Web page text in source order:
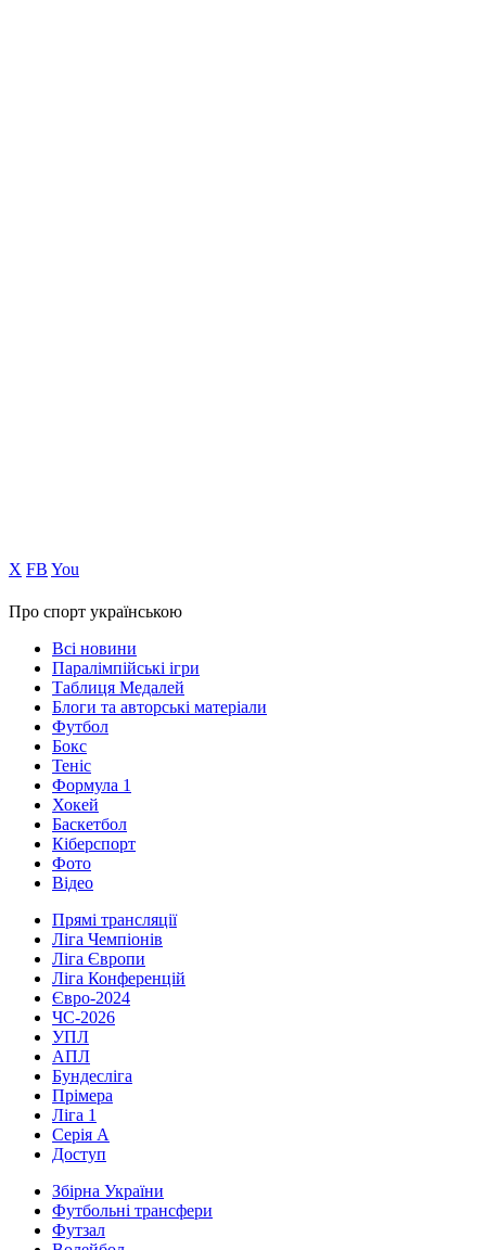
Х FB You
Про спорт українською
Всі новини
Паралімпійські ігри
Таблиця Медалей
Блоги та авторські матеріали
Футбол
Бокс
Теніс
Формула 1
Хокей
Баскетбол
Кіберспорт
Фото
Відео
Прямі трансляції
Ліга Чемпіонів
Ліга Європи
Ліга Конференцій
Євро-2024
ЧС-2026
УПЛ
АПЛ
Бундесліга
Прімера
Ліга 1
Серія А
Доступ
Збірна України
Футбольні трансфери
Футзал